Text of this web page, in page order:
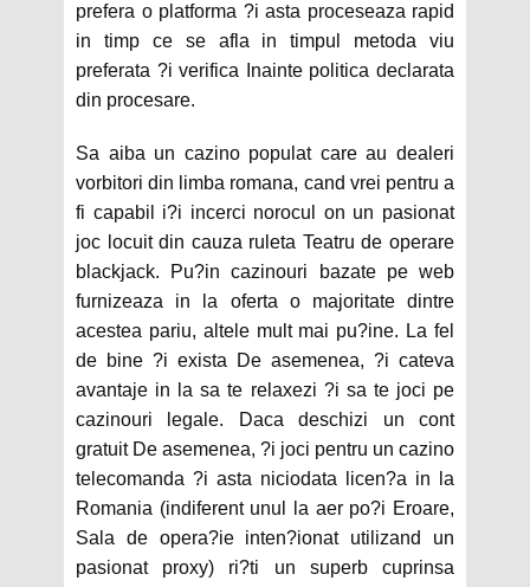
prefera o platforma ?i asta proceseaza rapid
in timp ce se afla in timpul metoda viu
preferata ?i verifica Inainte politica declarata
din procesare.
Sa aiba un cazino populat care au dealeri
vorbitori din limba romana, cand vrei pentru a
fi capabil i?i incerci norocul on un pasionat
joc locuit din cauza ruleta Teatru de operare
blackjack. Pu?in cazinouri bazate pe web
furnizeaza in la oferta o majoritate dintre
acestea pariu, altele mult mai pu?ine. La fel
de bine ?i exista De asemenea, ?i cateva
avantaje in la sa te relaxezi ?i sa te joci pe
cazinouri legale. Daca deschizi un cont
gratuit De asemenea, ?i joci pentru un cazino
telecomanda ?i asta niciodata licen?a in la
Romania (indiferent unul la aer po?i Eroare,
Sala de opera?ie inten?ionat utilizand un
pasionat proxy) ri?ti un superb cuprinsa